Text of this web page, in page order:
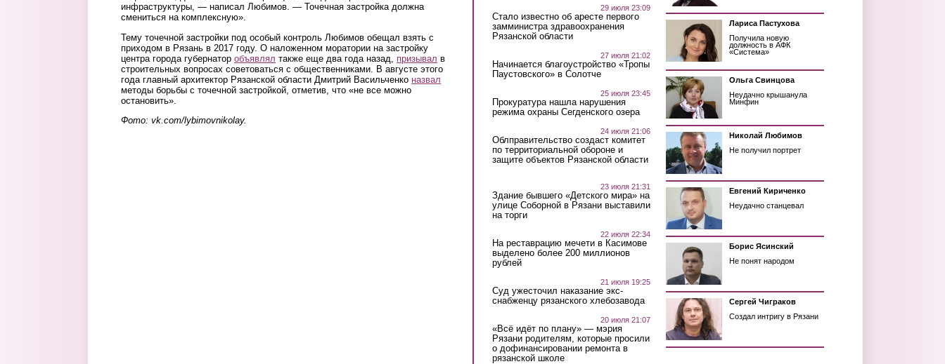
инфраструктуры, — написал Любимов. — Точечная застройка должна
смениться на комплексную».
Тему точечной застройки под особый контроль Любимов обещал взять с
приходом в Рязань в 2017 году. О наложенном моратории на застройку
центра города губернатор объявлял также еще два года назад, призывал в
строительных вопросах советоваться с общественниками. В августе этого
года главный архитектор Рязанской области Дмитрий Васильченко назвал
методы борьбы с точечной застройкой, отметив, что «не все можно
остановить».
Фото: vk.com/lybimovnikolay.
29 июля 23:09
Стало известно об аресте первого
замминистра здравоохранения
Рязанской области
27 июля 21:02
Начинается благоустройство «Тропы
Паустовского» в Солотче
25 июля 23:45
Прокуратура нашла нарушения
режима охраны Сегденского озера
24 июля 21:06
Облправительство создаст комитет
по территориальной обороне и
защите объектов Рязанской области
23 июля 21:31
Здание бывшего «Детского мира» на
улице Соборной в Рязани выставили
на торги
22 июля 22:34
На реставрацию мечети в Касимове
выделено более 200 миллионов
рублей
21 июля 19:25
Суд ужесточил наказание экс-
снабженцу рязанского хлебозавода
20 июля 21:07
«Всё идёт по плану» — мэрия
Рязани родителям, которые просили
о дофинансировании ремонта в
рязанской школе
Лариса Пастухова
Получила новую
должность в АФК
«Система»
Ольга Свинцова
Неудачно крышанула
Минфин
Николай Любимов
Не получил портрет
Евгений Кириченко
Неудачно станцевал
Борис Ясинский
Не понят народом
Сергей Чиграков
Создал интригу в Рязани